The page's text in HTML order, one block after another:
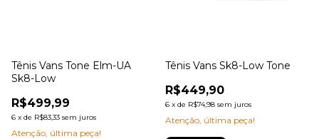
Tênis Vans Tone Elm-UA
Sk8-Low
R$499,99
6 x de R$83,33 sem juros
Atenção, última peça!
Tênis Vans Sk8-Low Tone
R$449,90
6 x de R$74,98 sem juros
Atenção, última peça!